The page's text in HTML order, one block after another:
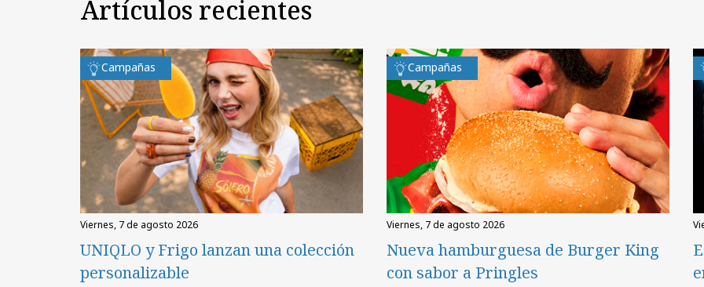
Artículos recientes
Campañas
viernes, 7 de agosto 2026
UNIQLO y Frigo lanzan una colección
personalizable
Campañas
viernes, 7 de agosto 2026
Nueva hamburguesa de Burger King
con sabor a Pringles